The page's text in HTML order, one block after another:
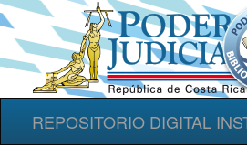
REPOSITORIO DIGITAL